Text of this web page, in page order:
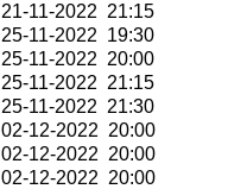
21-11-2022 21:15
25-11-2022 19:30
25-11-2022 20:00
25-11-2022 21:15
25-11-2022 21:30
02-12-2022 20:00
02-12-2022 20:00
02-12-2022 20:00